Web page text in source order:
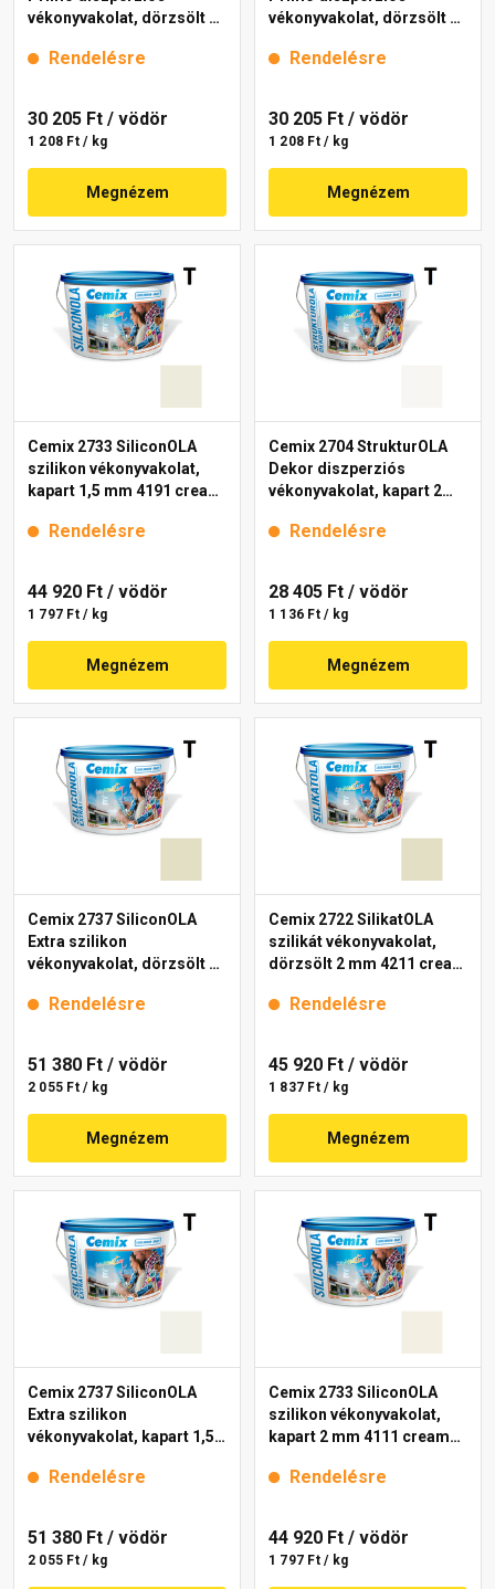
vékonyvakolat, dörzsölt 2
Rendelésre
30 205 Ft / vödör
1 208 Ft / kg
Megnézem
vékonyvakolat, dörzsölt 2
Rendelésre
30 205 Ft / vödör
1 208 Ft / kg
Megnézem
Cemix 2733 SiliconOLA
szilikon vékonyvakolat,
kapart 1,5 mm 4191 cream
Rendelésre
44 920 Ft / vödör
1 797 Ft / kg
Megnézem
Cemix 2704 StrukturOLA
Dekor diszperziós
vékonyvakolat, kapart 2
Rendelésre
28 405 Ft / vödör
1 136 Ft / kg
Megnézem
Cemix 2737 SiliconOLA
Extra szilikon
vékonyvakolat, dörzsölt 2
Rendelésre
51 380 Ft / vödör
2 055 Ft / kg
Megnézem
Cemix 2722 SilikatOLA
szilikát vékonyvakolat,
dörzsölt 2 mm 4211 cream
Rendelésre
45 920 Ft / vödör
1 837 Ft / kg
Megnézem
Cemix 2737 SiliconOLA
Extra szilikon
vékonyvakolat, kapart 1,5
Rendelésre
51 380 Ft / vödör
2 055 Ft / kg
Cemix 2733 SiliconOLA
szilikon vékonyvakolat,
kapart 2 mm 4111 cream
Rendelésre
44 920 Ft / vödör
1 797 Ft / kg